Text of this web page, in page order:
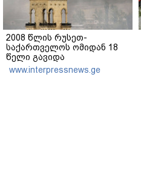
2008 წლის რუსეთ-
საქართველოს ომიდან 18
წელი გავიდა
www.interpressnews.ge